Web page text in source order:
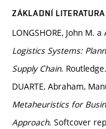
ZÁKLADNÍ LITERATURA
LONGSHORE, John M.
Logistics Systems:
Supply Chain.
DUARTE, Abraham,
Metaheuristics for
Approach. Softcover